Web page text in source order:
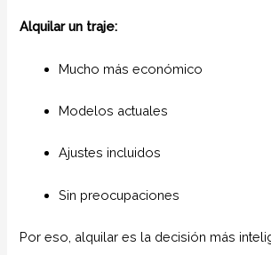
Alquilar un traje:
Mucho más económico
Modelos actuales
Ajustes incluidos
Sin preocupaciones
Por eso, alquilar es la decisión más